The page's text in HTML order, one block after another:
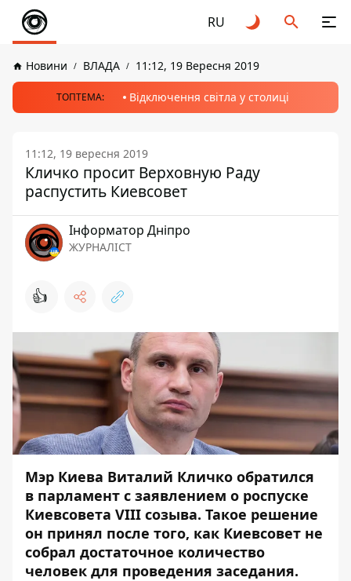
RU
Новини ВЛАДА 11:12, 19 Вересня 2019
ТОПТЕМА: Відключення світла у столиці
11:12, 19 вересня 2019
Кличко просит Верховную Раду
распустить Киевсовет
Інформатор Дніпро
ЖУРНАЛІСТ
👍
Мэр Киева Виталий Кличко обратился
в парламент с заявлением о роспуске
Киевсовета VIII созыва. Такое решение
он принял после того, как Киевсовет не
собрал достаточное количество
человек для проведения заседания.